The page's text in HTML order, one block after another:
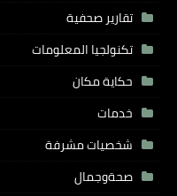
تقارير صحفية
تكنولجيا المعلومات
حكاية مكان
خدمات
شخصيات مشرفة
صحةوجمال